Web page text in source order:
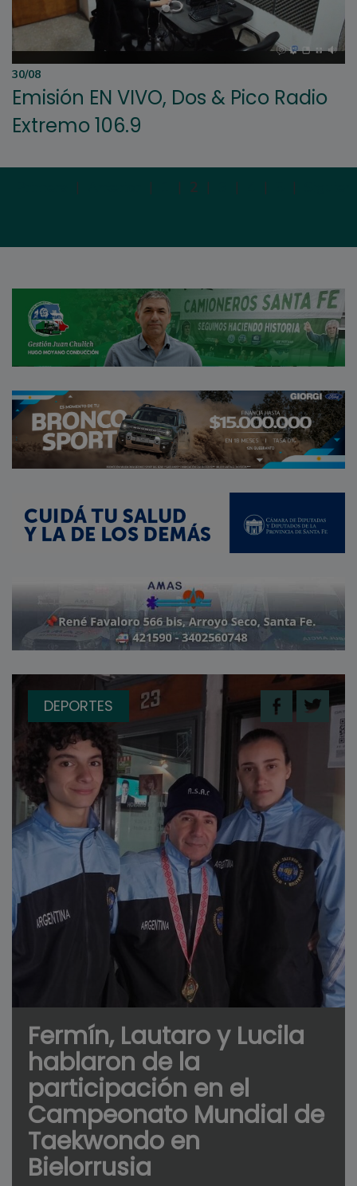
30/08
Emisión EN VIVO, Dos & Pico Radio
Extremo 106.9
| | | 2 | | | |
DEPORTES
Fermín, Lautaro y Lucila
hablaron de la
participación en el
Campeonato Mundial de
Taekwondo en
Bielorrusia